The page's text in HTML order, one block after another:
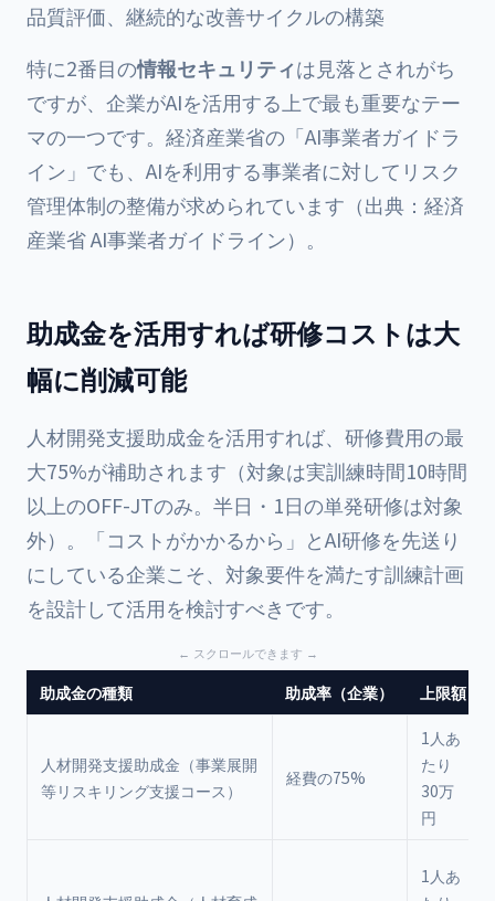
品質評価、継続的な改善サイクルの構築
特に2番目の情報セキュリティは見落とされがち
ですが、企業がAIを活用する上で最も重要なテー
マの一つです。経済産業省の「AI事業者ガイドラ
イン」でも、AIを利用する事業者に対してリスク
管理体制の整備が求められています（出典：経済
産業省 AI事業者ガイドライン）。
助成金を活用すれば研修コストは大
幅に削減可能
人材開発支援助成金を活用すれば、研修費用の最
大75%が補助されます（対象は実訓練時間10時間
以上のOFF-JTのみ。半日・1日の単発研修は対象
外）。「コストがかかるから」とAI研修を先送り
にしている企業こそ、対象要件を満たす訓練計画
を設計して活用を検討すべきです。
助成金の種類 助成率（企業） 上限額
人材開発支援助成金（事業展開
等リスキリング支援コース）
経費の75%
1人あ
たり
30万
円
1人あ